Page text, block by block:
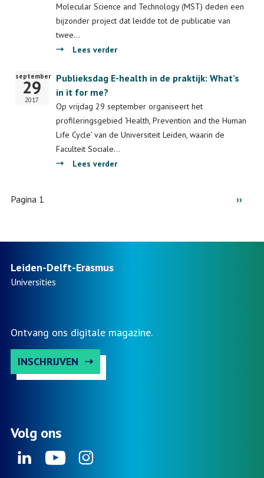
programma
Dokters
Morgen
Molecular Science and Technology (MST) deden een
bijzonder project dat leidde tot de publicatie van
twee…
Lees verderover
gezamenlijke
MST
halen
wetenschappelijk
tijdschrift
Startdatum
september
29
2017
Publieksdag E-health in de praktijk: What’s
in it for me?
Op vrijdag 29 september organiseert het
profileringsgebied ‘Health, Prevention and the Human
Life Cycle’ van de Universiteit Leiden, waarin de
Faculteit Sociale…
Lees verderover
Pagina 1 ››
Leiden-Delft-Erasmus
Universities
Ontvang ons digitale magazine.
INSCHRIJVEN
Volg ons